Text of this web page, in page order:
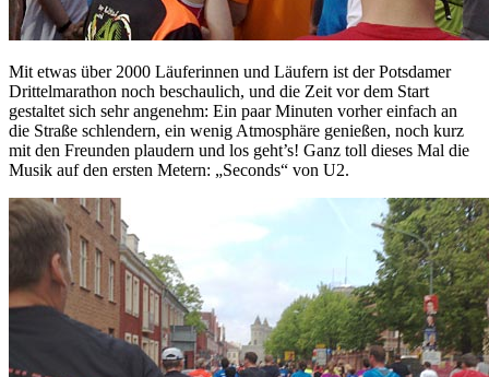
Mit etwas über 2000 Läuferinnen und Läufern ist der Potsdamer
Drittelmarathon noch beschaulich, und die Zeit vor dem Start
gestaltet sich sehr angenehm: Ein paar Minuten vorher einfach an
die Straße schlendern, ein wenig Atmosphäre genießen, noch kurz
mit den Freunden plaudern und los geht’s! Ganz toll dieses Mal die
Musik auf den ersten Metern: „Seconds“ von U2.